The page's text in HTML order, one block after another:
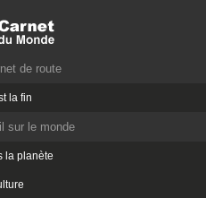
de route
la fin
sur le monde
la planète